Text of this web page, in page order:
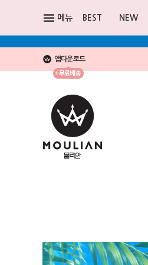
앱다운로드
메뉴 BEST NEW